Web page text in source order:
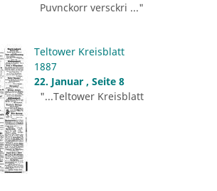
Puvnckorr versckri ..."
Teltower Kreisblatt
1887
22. Januar , Seite 8
"...Teltower Kreisblatt